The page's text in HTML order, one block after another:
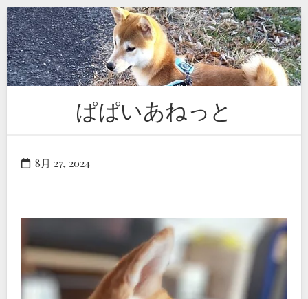
Skip
to
content
ぱぱいあねっと
8月 27, 2024